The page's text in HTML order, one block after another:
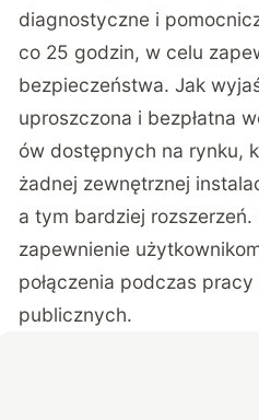
diagnostyczne i
co 25 godzin, w celu
bezpieczeństwa. Jak
uproszczona i bezpłatna
ów dostępnych na rynku,
żadnej zewnętrznej
a tym bardziej
zapewnienie
połączenia podczas
publicznych.